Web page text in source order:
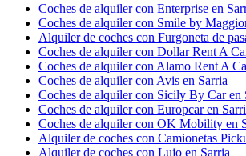
Coches de alquiler con Enterprise en
Coches de alquiler con Smile by
Alquiler de coches con Furgoneta de
Coches de alquiler con Dollar Rent A
Coches de alquiler con Alamo Rent A
Coches de alquiler con Avis en Sarria
Coches de alquiler con Sicily By Car en
Coches de alquiler con Europcar en
Coches de alquiler con OK Mobility en
Alquiler de coches con Camionetas
Alquiler de coches con Lujo en Sarria